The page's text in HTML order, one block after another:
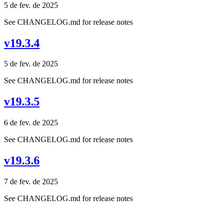
5 de fev. de 2025
See CHANGELOG.md for release notes
v19.3.4
5 de fev. de 2025
See CHANGELOG.md for release notes
v19.3.5
6 de fev. de 2025
See CHANGELOG.md for release notes
v19.3.6
7 de fev. de 2025
See CHANGELOG.md for release notes